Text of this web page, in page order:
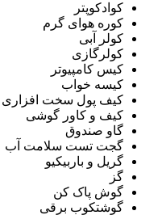
کوادکوپتر
کوره هوای گرم
کولر آبی
کولرگازی
کیس کامپیوتر
کیسه خواب
کیف پول سخت افزاری
کیف و کاور گوشی
گاو صندوق
گجت تست سلامت آب
گریل و باربیکیو
گز
گوش پاک کن
گوشتکوب برقی